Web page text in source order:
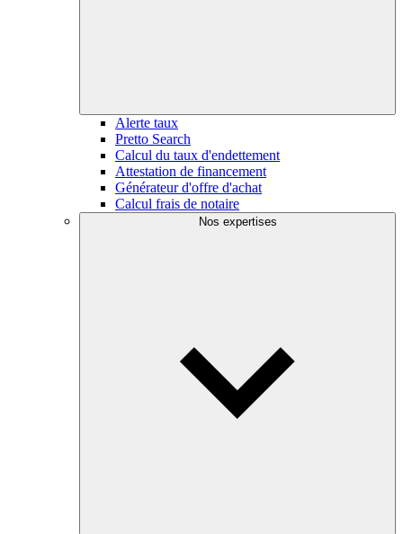
Alerte taux
Pretto Search
Calcul du taux d'endettement
Attestation de financement
Générateur d'offre d'achat
Calcul frais de notaire
Nos expertises